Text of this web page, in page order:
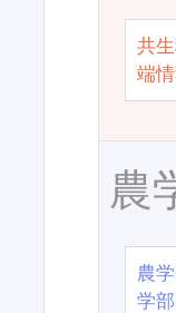
共
端
農
農
学